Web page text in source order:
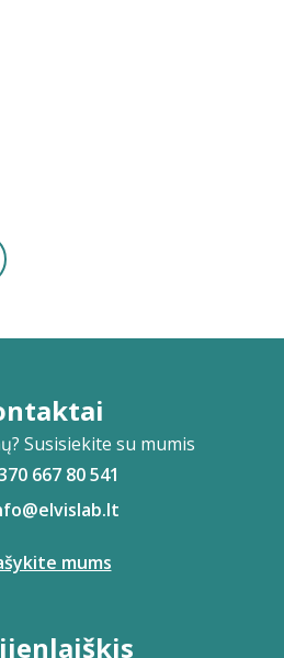
Susisiekite su mumis
667 80 541
mums